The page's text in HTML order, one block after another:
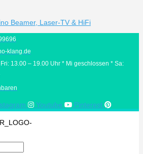
Beamer, Laser-TV & HiFi
klang.de
13.00 – 19.00 Uhr * Mi geschlossen * Sa:
Youtube Pinterest